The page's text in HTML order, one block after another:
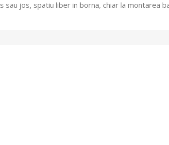
sau jos, spatiu liber in borna, chiar la